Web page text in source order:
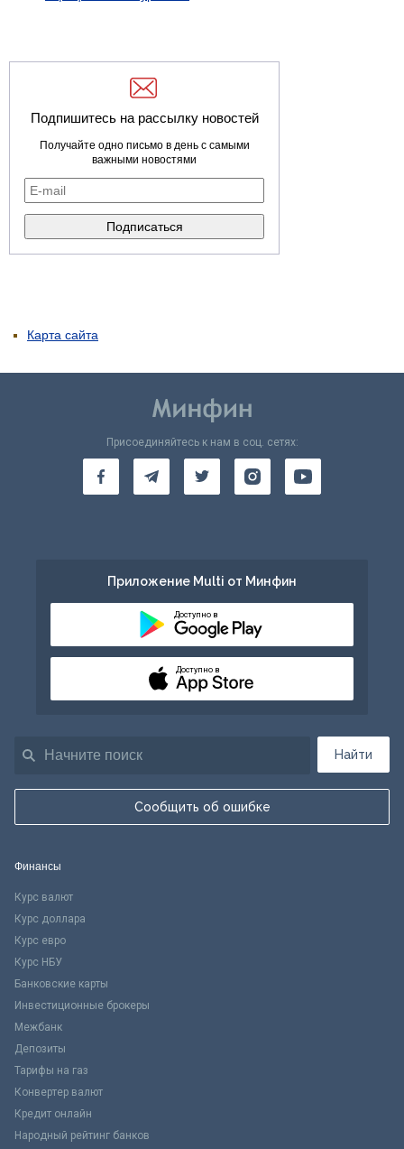
Подпишитесь на рассылку новостей
Получайте одно письмо в день с самыми
важными новостями
Карта сайта
Найти
Сообщить об ошибке
Присоединяйтесь к нам в соц. сетях:
Приложение Multi от Минфин
Доступно в
Доступно в
Финансы
Курс валют
Курс доллара
Курс евро
Курс НБУ
Банковские карты
Инвестиционные брокеры
Межбанк
Депозиты
Тарифы на газ
Конвертер валют
Кредит онлайн
Народный рейтинг банков